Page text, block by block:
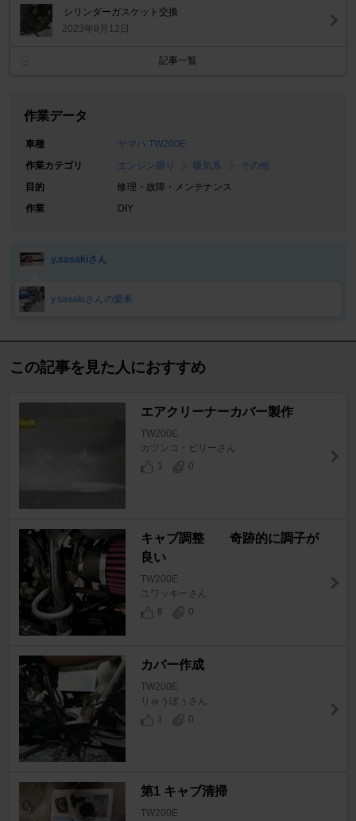
シリンダーガスケット交換
2023年8月12日
記事一覧
作業データ
車種
ヤマハ TW200E
作業カテゴリ
エンジン廻り 吸気系
その他
目的
修理・故障・メンテナンス
作業
DIY
y.sasakiさん
y.sasakiさんの愛車
この記事を見た人におすすめ
エアクリーナーカバー製作
TW200E
カツンコ・ビリーさん
1
0
キャブ調整 奇跡的に調子が
良い
TW200E
ユワッキーさん
8
0
カバー作成
TW200E
りゅうぼぅさん
1
0
第1 キャブ清掃
TW200E